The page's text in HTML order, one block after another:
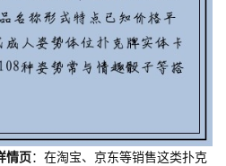
情页：在淘宝、京东等销售这类扑克